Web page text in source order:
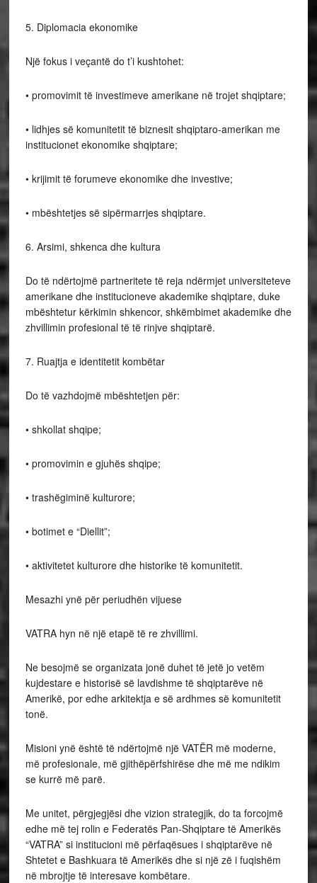
5. Diplomacia ekonomike
Një fokus i veçantë do t’i kushtohet:
• promovimit të investimeve amerikane në trojet shqiptare;
• lidhjes së komunitetit të biznesit shqiptaro-amerikan me
institucionet ekonomike shqiptare;
• krijimit të forumeve ekonomike dhe investive;
• mbështetjes së sipërmarrjes shqiptare.
6. Arsimi, shkenca dhe kultura
Do të ndërtojmë partneritete të reja ndërmjet universiteteve
amerikane dhe institucioneve akademike shqiptare, duke
mbështetur kërkimin shkencor, shkëmbimet akademike dhe
zhvillimin profesional të të rinjve shqiptarë.
7. Ruajtja e identitetit kombëtar
Do të vazhdojmë mbështetjen për:
• shkollat shqipe;
• promovimin e gjuhës shqipe;
• trashëgiminë kulturore;
• botimet e “Diellit”;
• aktivitetet kulturore dhe historike të komunitetit.
Mesazhi ynë për periudhën vijuese
VATRA hyn në një etapë të re zhvillimi.
Ne besojmë se organizata jonë duhet të jetë jo vetëm
kujdestare e historisë së lavdishme të shqiptarëve në
Amerikë, por edhe arkitektja e së ardhmes së komunitetit
tonë.
Misioni ynë është të ndërtojmë një VATËR më moderne,
më profesionale, më gjithëpërfshirëse dhe më me ndikim
se kurrë më parë.
Me unitet, përgjegjësi dhe vizion strategjik, do ta forcojmë
edhe më tej rolin e Federatës Pan-Shqiptare të Amerikës
“VATRA” si institucioni më përfaqësues i shqiptarëve në
Shtetet e Bashkuara të Amerikës dhe si një zë i fuqishëm
në mbrojtje të interesave kombëtare.